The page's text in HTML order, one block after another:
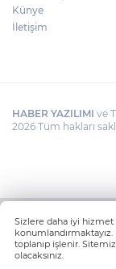
Künye
İletişim
HABER YAZILIMI ve
2026 Tüm hakları
Sizlere daha iyi
toplanıp işlenir.
olacaksınız.